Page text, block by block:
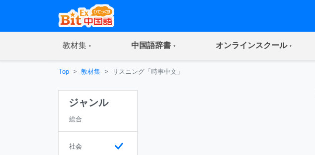
教材集(current) 中国語辞書(current) オンラインスクール(current)
Top 教材集 リスニング「時事中文」
ジャンル
総合
社会